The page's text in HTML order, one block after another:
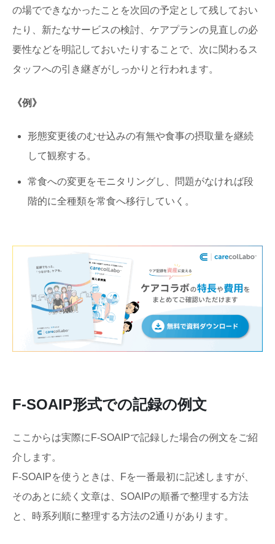
の場でできなかったことを次回の予定として残しておい
たり、新たなサービスの検討、ケアプランの見直しの必
要性などを明記しておいたりすることで、次に関わるス
タッフへの引き継ぎがしっかりと行われます。
《例》
形態変更後のむせ込みの有無や食事の摂取量を継続
して観察する。
常食への変更をモニタリングし、問題がなければ段
階的に全種類を常食へ移行していく。
F-SOAIP形式での記録の例文
ここからは実際にF-SOAIPで記録した場合の例文をご紹
介します。
F-SOAIPを使うときは、Fを一番最初に記述しますが、
そのあとに続く文章は、SOAIPの順番で整理する方法
と、時系列順に整理する方法の2通りがあります。